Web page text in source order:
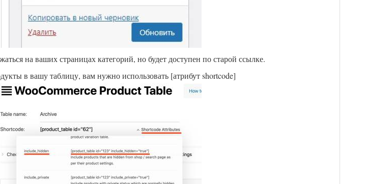
на ваших страницах категорий, но будет доступен по старой ссылке.
в вашу таблицу, вам нужно использовать [атрибут shortcode]